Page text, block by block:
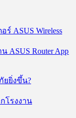
ร์ ASUS Wireless
ASUS Router App
ยยิ่งขึ้น?
โรงงาน